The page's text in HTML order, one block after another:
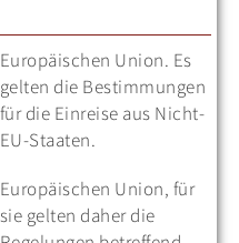
EU-Staaten.